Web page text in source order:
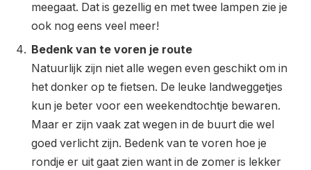
meegaat. Dat is gezellig en met twee lampen zie je
ook nog eens veel meer!
Bedenk van te voren je route
Natuurlijk zijn niet alle wegen even geschikt om in
het donker op te fietsen. De leuke landweggetjes
kun je beter voor een weekendtochtje bewaren.
Maar er zijn vaak zat wegen in de buurt die wel
goed verlicht zijn. Bedenk van te voren hoe je
rondje er uit gaat zien want in de zomer is lekker